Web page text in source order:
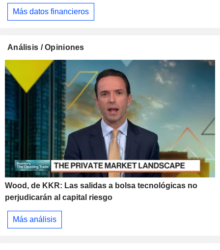
Más datos financieros
Análisis / Opiniones
Wood, de KKR: Las salidas a bolsa tecnológicas no
perjudicarán al capital riesgo
Más análisis